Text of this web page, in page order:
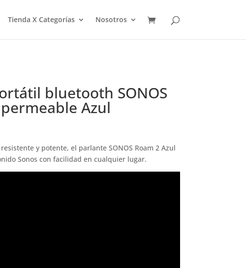
Tienda X Categorías Nosotros
bluetooth SONOS
Azul
y potente, el parlante SONOS Roam 2 Azul
Sonos con facilidad en cualquier lugar.